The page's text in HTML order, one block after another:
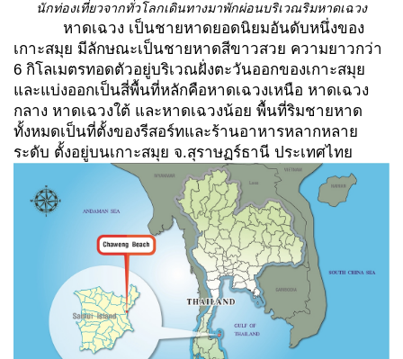
นักท่องเที่ยวจากทั่วโลกเดินทางมาพักผ่อนบริเวณริมหาดเฉวง
หาดเฉวง เป็นชายหาดยอดนิยมอันดับหนึ่งของ
เกาะสมุย มีลักษณะเป็นชายหาดสีขาวสวย ความยาวกว่า
6 กิโลเมตรทอดตัวอยู่บริเวณฝั่งตะวันออกของเกาะสมุย
และแบ่งออกเป็นสี่พื้นที่หลักคือหาดเฉวงเหนือ หาดเฉวง
กลาง หาดเฉวงใต้ และหาดเฉวงน้อย พื้นที่ริมชายหาด
ทั้งหมดเป็นที่ตั้งของรีสอร์ทและร้านอาหารหลากหลาย
ระดับ ตั้งอยู่บนเกาะสมุย จ.สุราษฏร์ธานี ประเทศไทย